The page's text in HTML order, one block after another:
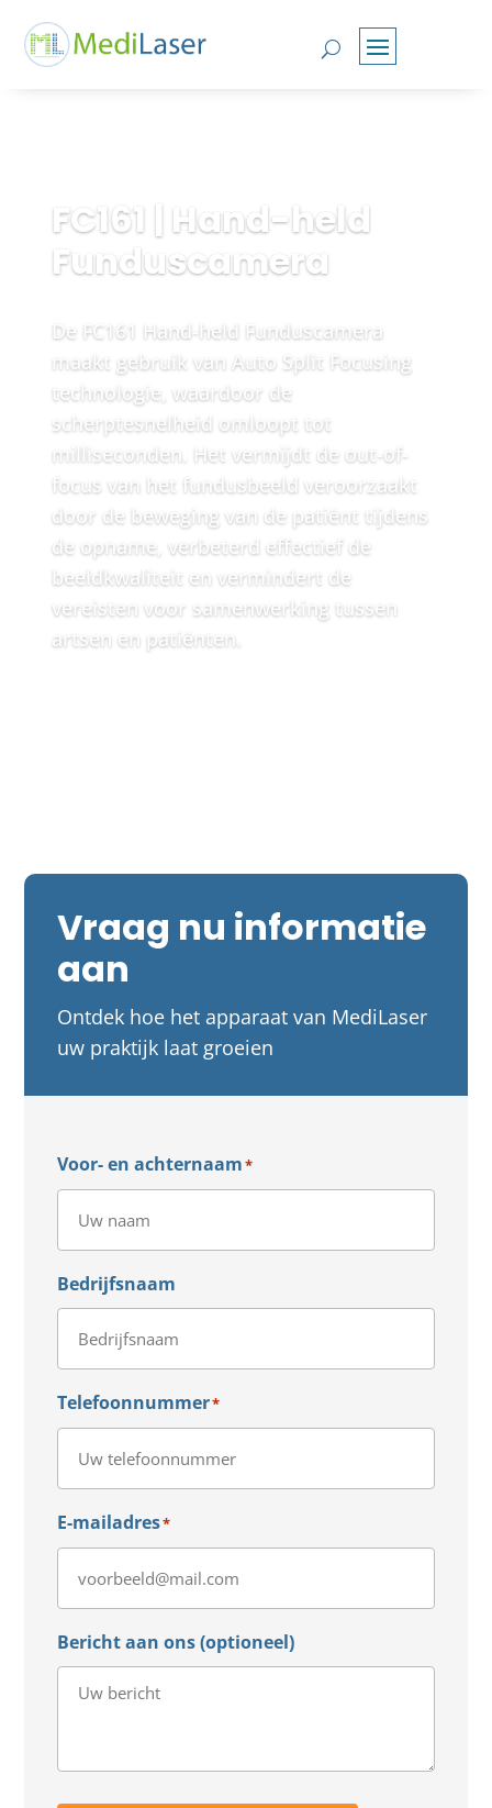
FC161 | Hand-held
Funduscamera
De FC161 Hand-held Funduscamera
maakt gebruik van Auto Split Focusing
technologie, waardoor de
scherptesnelheid omloopt tot
milliseconden. Het vermijdt de out-of-
focus van het fundusbeeld veroorzaakt
door de beweging van de patiënt tijdens
de opname, verbeterd effectief de
beeldkwaliteit en vermindert de
vereisten voor samenwerking tussen
artsen en patiënten.
Vraag nu informatie
aan
Ontdek hoe het apparaat van MediLaser
uw praktijk laat groeien
Voor- en achternaam*
Bedrijfsnaam
Telefoonnummer*
E-mailadres*
Bericht aan ons (optioneel)